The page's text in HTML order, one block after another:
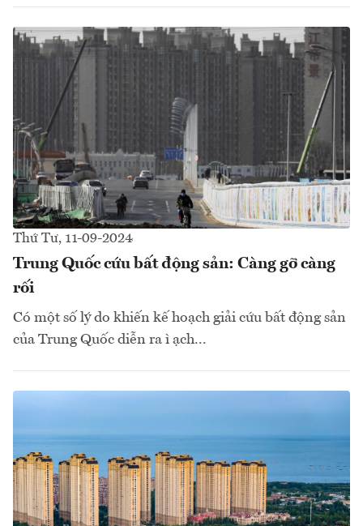
Thứ Tư, 11-09-2024
Trung Quốc cứu bất động sản: Càng gỡ càng
rối
Có một số lý do khiến kế hoạch giải cứu bất động sản
của Trung Quốc diễn ra ì ạch...